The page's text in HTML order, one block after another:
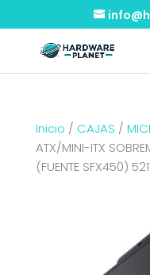
Inicio / CAJAS /
ATX/MINI-ITX
(FUENTE SFX450)